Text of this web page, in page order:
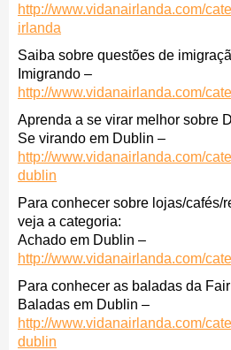
http://www.vidanairlanda.com/
irlanda
Saiba sobre questões de
Imigrando –
http://www.vidanairlanda.com/
Aprenda a se virar melhor sobre
Se virando em Dublin –
http://www.vidanairlanda.com/
dublin
Para conhecer sobre lojas/cafés/
veja a categoria:
Achado em Dublin –
http://www.vidanairlanda.com/
Para conhecer as baladas da
Baladas em Dublin –
http://www.vidanairlanda.com/
dublin